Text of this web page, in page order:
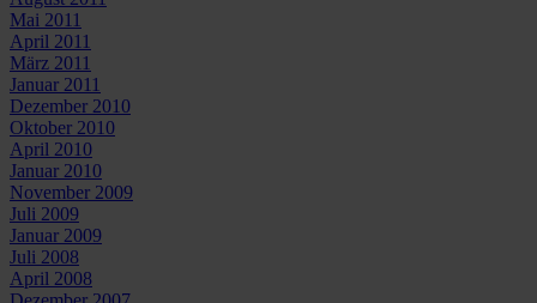
Mai 2011
April 2011
März 2011
Januar 2011
Dezember 2010
Oktober 2010
April 2010
Januar 2010
November 2009
Juli 2009
Januar 2009
Juli 2008
April 2008